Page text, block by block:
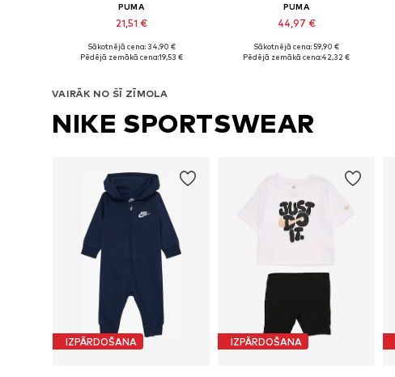
PUMA
21,51 €
Sākotnējā cena: 34,90 €
Pēdējā zemākā cena:19,53 €
PUMA
44,97 €
Sākotnējā cena: 59,90 €
Pēdējā zemākā cena:42,32 €
VAIRĀK NO ŠĪ ZĪMOLA
NIKE SPORTSWEAR
IZPĀRDOŠANA IZPĀRDOŠANA